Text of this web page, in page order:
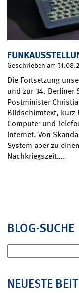
Geschrieben am
Die Fortsetzung
und zur 34. Berliner
Postminister
Bildschirmtext, kurz
Computer und
Internet. Von
System aber zu
Nachkriegszeit….
BLOG-SUCHE
nach:
NEUESTE